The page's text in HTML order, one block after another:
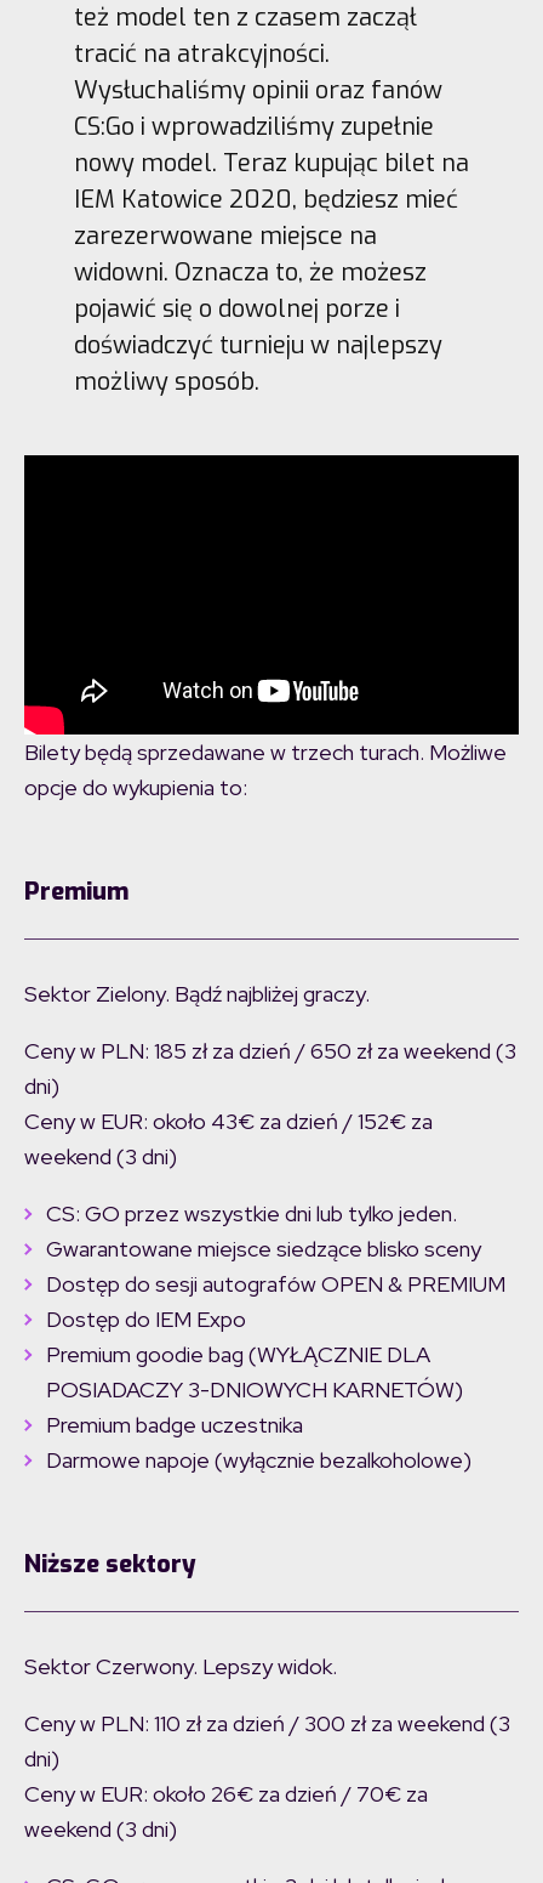
też model ten z czasem zaczął
tracić na atrakcyjności.
Wysłuchaliśmy opinii oraz fanów
CS:Go i wprowadziliśmy zupełnie
nowy model. Teraz kupując bilet na
IEM Katowice 2020, będziesz mieć
zarezerwowane miejsce na
widowni. Oznacza to, że możesz
pojawić się o dowolnej porze i
doświadczyć turnieju w najlepszy
możliwy sposób.
Bilety będą sprzedawane w trzech turach. Możliwe
opcje do wykupienia to:
Premium
Sektor Zielony. Bądź najbliżej graczy.
Ceny w PLN: 185 zł za dzień / 650 zł za weekend (3
dni)
Ceny w EUR: około 43€ za dzień / 152€ za
weekend (3 dni)
CS: GO przez wszystkie dni lub tylko jeden.
Gwarantowane miejsce siedzące blisko sceny
Dostęp do sesji autografów OPEN & PREMIUM
Dostęp do IEM Expo
Premium goodie bag (WYŁĄCZNIE DLA
POSIADACZY 3-DNIOWYCH KARNETÓW)
Premium badge uczestnika
Darmowe napoje (wyłącznie bezalkoholowe)
Niższe sektory
Sektor Czerwony. Lepszy widok.
Ceny w PLN: 110 zł za dzień / 300 zł za weekend (3
dni)
Ceny w EUR: około 26€ za dzień / 70€ za
weekend (3 dni)